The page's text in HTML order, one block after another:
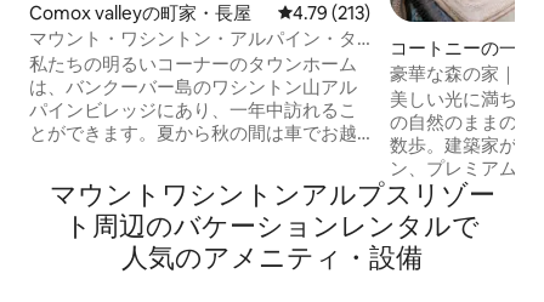
Comox valleyの町家・長屋 レビュー213件、5つ星中4.79つ
4.79 (213)
マウント・ワシントン・アルパイン・タ
ウンハウスへようこそ
私たちの明るいコーナーのタウンホーム
は、バンクーバー島のワシントン山アル
パインビレッジにあり、一年中訪れるこ
とができます。夏から秋の間は車でお越
せん。駐車場に駐車し、荷物輸送を借り
るか、短いハイキングをしてください。
チェアリフト、ロッジ、ストラスコナパ
ークのハイキングに近い木々に囲まれた
環境にあります。 最大5名様までのご家族
コートニーの一軒
豪華な森の家｜開
トレイルまで1分
美しい光に満ちた
の自然のままの川
数歩。建築家が設
ン、プレミアムベ
の窓からは高い木々
台と屋外ダイニ
の巨大なフェン
さい。平和で静か
マウントワシントンアルプスリゾー
ト⁠周⁠辺⁠のバ⁠ケ⁠ー⁠シ⁠ョ⁠ン⁠レ⁠ン⁠タ⁠ル⁠で
人⁠気⁠のア⁠メ⁠ニ⁠テ⁠ィ⁠・⁠設⁠備